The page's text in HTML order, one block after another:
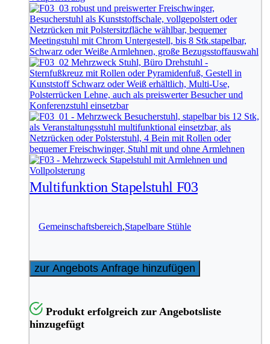
Multifunktion Stapelstuhl F03
Gemeinschaftsbereich,Stapelbare Stühle
zur Angebots Anfrage hinzufügen
Produkt erfolgreich zur Angebotsliste
hinzugefügt